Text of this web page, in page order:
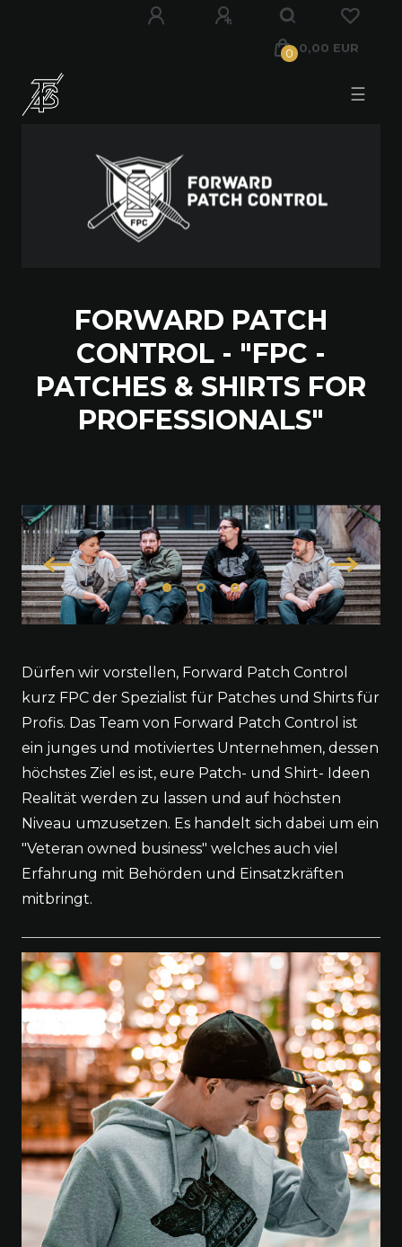
0 0,00 EUR
☰
FORWARD PATCH
CONTROL - "FPC -
PATCHES & SHIRTS FOR
PROFESSIONALS"
Zurück Nächste
Dürfen wir vorstellen, Forward Patch Control
kurz FPC der Spezialist für Patches und Shirts für
Profis. Das Team von Forward Patch Control ist
ein junges und motiviertes Unternehmen, dessen
höchstes Ziel es ist, eure Patch- und Shirt- Ideen
Realität werden zu lassen und auf höchsten
Niveau umzusetzen. Es handelt sich dabei um ein
"Veteran owned business" welches auch viel
Erfahrung mit Behörden und Einsatzkräften
mitbringt.